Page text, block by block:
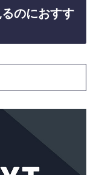
のにおすす